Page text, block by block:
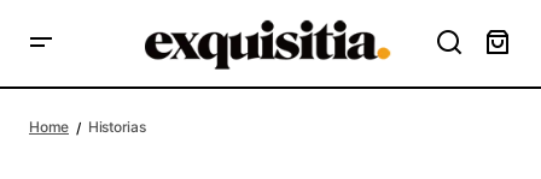
Home Historias